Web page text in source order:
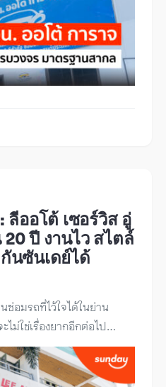
ลีออโต้ เซอร์วิส อู่
ปี งานไว สไตล์
นซันเดย์ได้
ซ่อมรถที่ไว้ใจได้ในย่าน
ไม่ใช่เรื่องยากอีกต่อไป…